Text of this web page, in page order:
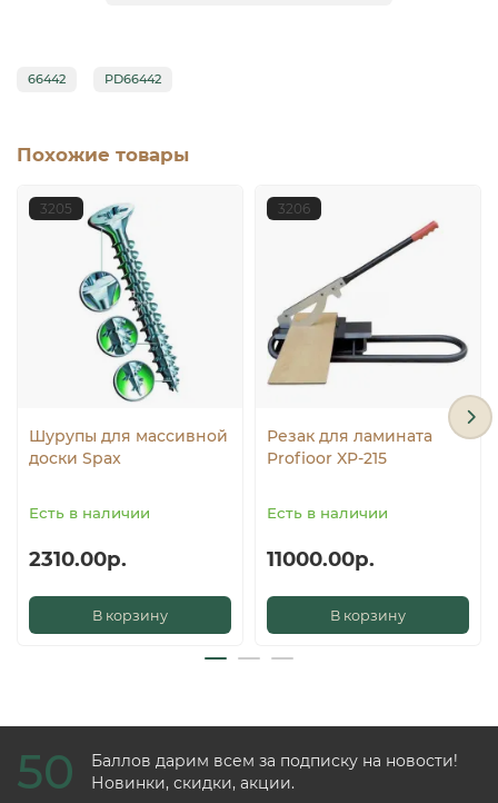
многослойной паркетной/инженерной доски любого
для приклеивания фанеры, ДСП, OSB, пробковой
подложки (на горизонтальные поверхности).
66442 PD66442
Похожие товары
3205
Шурупы для массивной
доски Spax
Есть в наличии
2310.00р.
В корзину
3206
Резак для ламината
Profioor XP-215
Есть в наличии
11000.00р.
В корзину
50
Баллов дарим всем за подписку на новости!
Новинки, скидки, акции.